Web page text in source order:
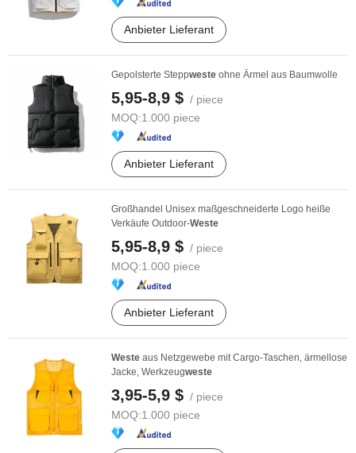
Anbieter Lieferant
Gepolsterte Steppweste ohne Ärmel aus Baumwolle
5,95-8,9 $ / piece
MOQ:1.000 piece
Anbieter Lieferant
Großhandel Unisex maßgeschneiderte Logo heiße
Verkäufe Outdoor-Weste
5,95-8,9 $ / piece
MOQ:1.000 piece
Anbieter Lieferant
Weste aus Netzgewebe mit Cargo-Taschen, ärmellose
Jacke, Werkzeugweste
3,95-5,9 $ / piece
MOQ:1.000 piece